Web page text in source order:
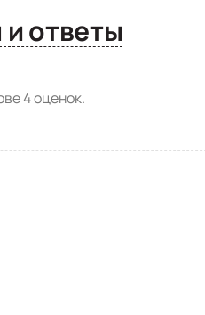
Вопросы и ответы
4оценок.